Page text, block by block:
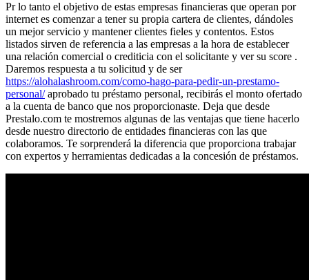
Pr lo tanto el objetivo de estas empresas financieras que operan por
internet es comenzar a tener su propia cartera de clientes, dándoles
un mejor servicio y mantener clientes fieles y contentos. Estos
listados sirven de referencia a las empresas a la hora de establecer
una relación comercial o crediticia con el solicitante y ver su score .
Daremos respuesta a tu solicitud y de ser
https://alohalashroom.com/como-hago-para-pedir-un-prestamo-
personal/aprobado tu préstamo personal, recibirás el monto ofertado
a la cuenta de banco que nos proporcionaste. Deja que desde
Prestalo.com te mostremos algunas de las ventajas que tiene hacerlo
desde nuestro directorio de entidades financieras con las que
colaboramos. Te sorprenderá la diferencia que proporciona trabajar
con expertos y herramientas dedicadas a la concesión de préstamos.